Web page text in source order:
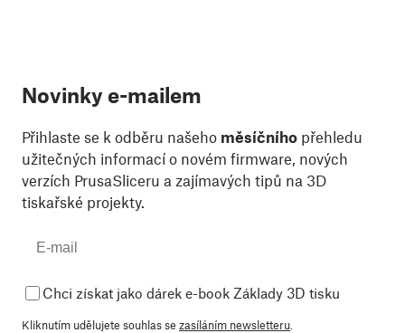
Novinky e-mailem
Přihlaste se k odběru našeho měsíčního přehledu
užitečných informací o novém firmware, nových
verzích PrusaSliceru a zajímavých tipů na 3D
tiskařské projekty.
Chci získat jako dárek e-book Základy 3D tisku
Kliknutím udělujete souhlas se zasíláním newsletteru